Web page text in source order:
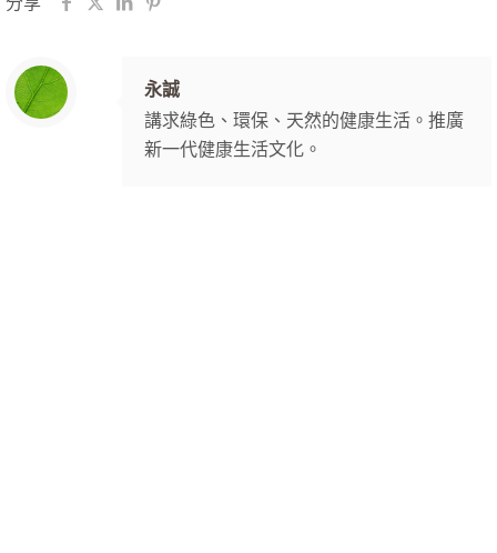
永誠
講求綠色、環保、天然的健康生活。推廣
新一代健康生活文化。